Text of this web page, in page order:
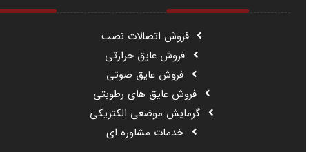
فروش اتصالات نصب
فروش عایق حرارتی
فروش عایق صوتی
فروش عایق های رطوبتی
گرمایش موضعی الکتریکی
خدمات مشاوره ای